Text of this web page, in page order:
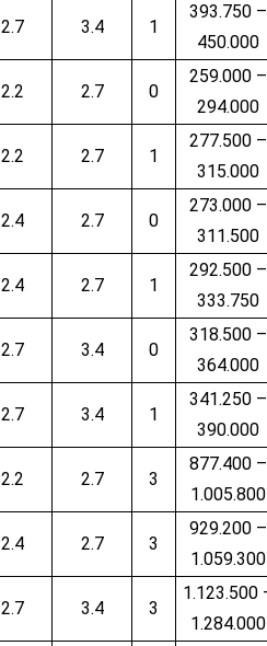
2.7 3.4 1
393.750 –
450.000
2.2 2.7 0
259.000 –
294.000
2.2 2.7 1
277.500 –
315.000
2.4 2.7 0
273.000 –
311.500
2.4 2.7 1
292.500 –
333.750
2.7 3.4 0
318.500 –
364.000
2.7 3.4 1
341.250 –
390.000
2.2 2.7 3
877.400 –
1.005.800
2.4 2.7 3
929.200 –
1.059.300
2.7 3.4 3
1.123.500
1.284.000